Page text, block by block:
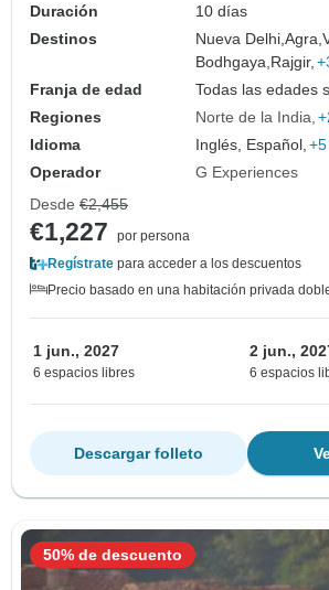
Duración
10 días
Destinos
Nueva Delhi,Agra,
Bodhgaya, Rajgir,
Franja de edad
Todas las edades
Regiones
Norte de la India
Idioma
Inglés, Español,
Operador
G Experiences
Desde €2,455
€1,227
por persona
Regístrate para acceder a los descuentos
Precio basado en una habitación privada
1 jun., 2027
6 espacios libres
2 jun.,
6 espacios
Descargar folleto
50% de descuento